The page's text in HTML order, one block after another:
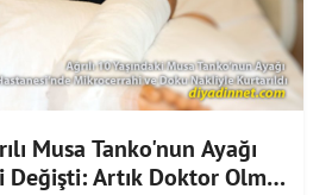
Musa Tanko'nun Ayağı
Artık Doktor Olmak